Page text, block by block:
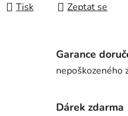
Tisk Zeptat se
Garance
nepoškozeného
Dárek zdarma